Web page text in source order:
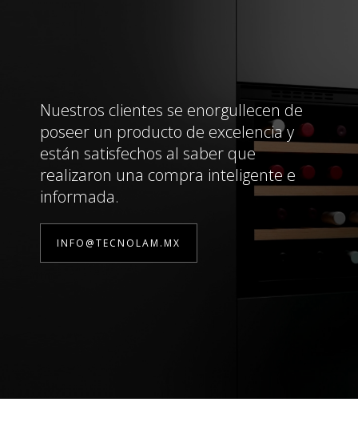
Nuestros clientes se enorgullecen de
poseer un producto de excelencia y
están satisfechos al saber que
realizaron una compra inteligente e
informada.
INFO@TECNOLAM.MX